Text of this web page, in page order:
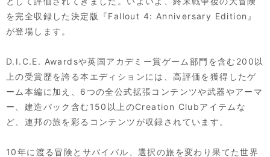
を完全収録した決定版『Fallout 4: Anniversary Edition』
が登場します。
D.I.C.E. Awardsや英国アカデミー賞ゲーム部門を含む200以
上の受賞歴を誇る本エディションには、高評価を獲得したゲ
ーム本編に加え、6つの全公式拡張コンテンツや武器やアーマ
ー、建造パック含む150以上のCreation Clubアイテムな
ど、連邦の旅を彩るコンテンツが収録されています。
10年に渡る冒険とサバイバル、選択の旅を変わり果てた世界